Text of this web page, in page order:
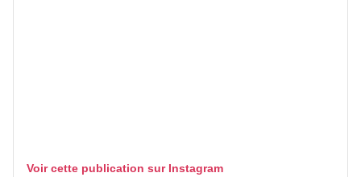
Voir cette publication sur Instagram